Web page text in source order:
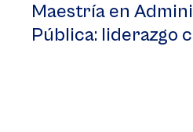
Maestría en
Pública: liderazgo